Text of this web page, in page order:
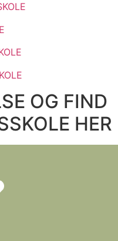
OG FIND
HER